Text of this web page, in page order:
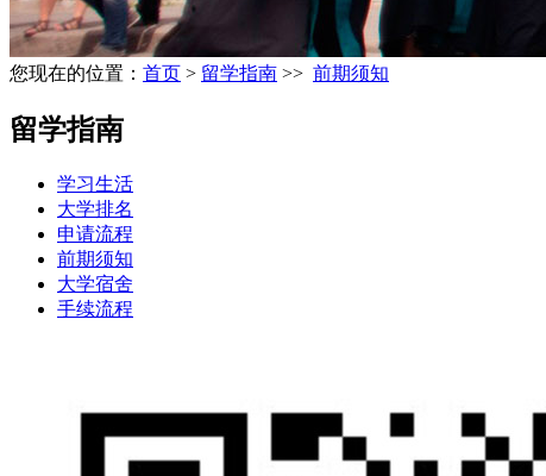
您现在的位置： 首页 > 留学指南 >> 前期须知
留学指南
学习生活
大学排名
申请流程
前期须知
大学宿舍
手续流程